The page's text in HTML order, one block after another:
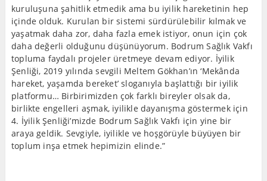
kuruluşuna şahitlik etmedik ama bu iyilik hareketinin hep
içinde olduk. Kurulan bir sistemi sürdürülebilir kılmak ve
yaşatmak daha zor, daha fazla emek istiyor, onun için çok
daha değerli olduğunu düşünüyorum. Bodrum Sağlık Vakfı
topluma faydalı projeler üretmeye devam ediyor. İyilik
Şenliği, 2019 yılında sevgili Meltem Gökhan’ın ‘Mekânda
hareket, yaşamda bereket’ sloganıyla başlattığı bir iyilik
platformu… Birbirimizden çok farklı bireyler olsak da,
birlikte engelleri aşmak, iyilikle dayanışma göstermek için
4. İyilik Şenliği’mizde Bodrum Sağlık Vakfı için yine bir
araya geldik. Sevgiyle, iyilikle ve hoşgörüyle büyüyen bir
toplum inşa etmek hepimizin elinde.”